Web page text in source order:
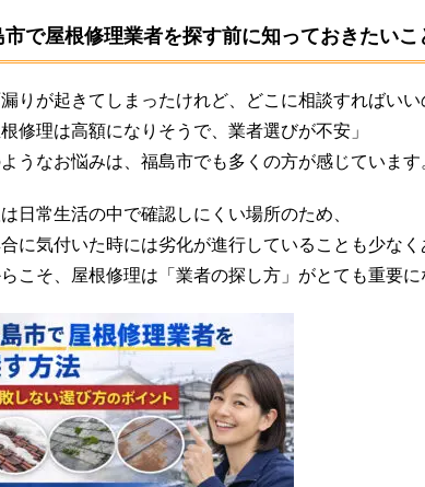
市で屋根修理業者を探す前に知っておきたいこ
漏りが起きてしまったけれど、どこに相談すればいい
根修理は高額になりそうで、業者選びが不安」
うなお悩みは、福島市でも多くの方が感じています
日常生活の中で確認しにくい場所のため、
に気付いた時には劣化が進行していることも少なく
こそ、屋根修理は「業者の探し方」がとても重要に